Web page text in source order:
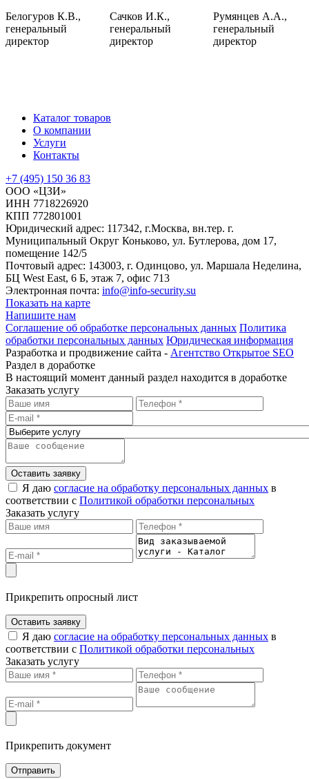
Белогуров К.В.,
генеральный
директор
Сачков И.К.,
генеральный
директор
Румянцев А.А.,
генеральный
директор
Каталог товаров
О компании
Услуги
Контакты
+7 (495) 150 36 83
ООО «ЦЗИ»
ИНН 7718226920
КПП 772801001
Юридический адрес: 117342, г.Москва, вн.тер. г.
Муниципальный Округ Коньково, ул. Бутлерова, дом 17,
помещение 142/5
Почтовый адрес: 143003, г. Одинцово, ул. Маршала Неделина,
БЦ West East, 6 Б, этаж 7, офис 713
Электронная почта: info@info-security.su
Показать на карте
Напишите нам
Соглашение об обработке персональных данных Политика
обработки персональных данных Юридическая информация
Разработка и продвижение сайта - Агентство Открытое SEO
Раздел в доработке
В настоящий момент данный раздел находится в доработке
Заказать услугу
Оставить заявку
Я даю согласие на обработку персональных данных в
соответствии с Политикой обработки персональных
Заказать услугу
Прикрепить опросный лист
Оставить заявку
Я даю согласие на обработку персональных данных в
соответствии с Политикой обработки персональных
Заказать услугу
Прикрепить документ
Отправить